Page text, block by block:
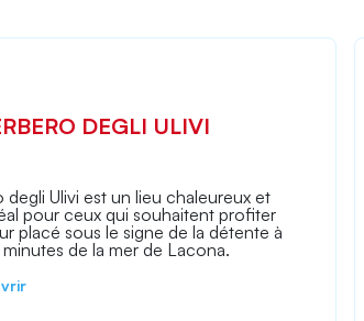
DEGLI ULIVI
degli Ulivi est un lieu chaleureux et
pour ceux qui souhaitent profiter
placé sous le signe de la détente à
de la mer de Lacona.